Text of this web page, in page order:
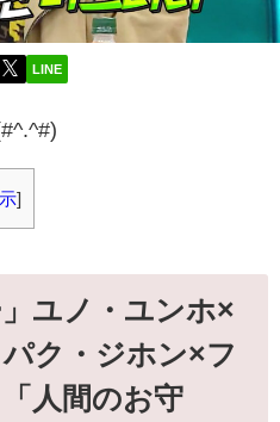
LINE
]
」ユノ・ユンホ×
ク・ジホン×フ
人間のお守